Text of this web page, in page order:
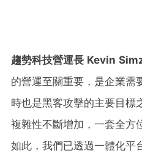
趨勢科技營運長 Kevin
的營運至關重要，是企業需
時也是黑客攻擊的主要目標
複雜性不斷增加，一套全方
如此，我們已透過一體化平